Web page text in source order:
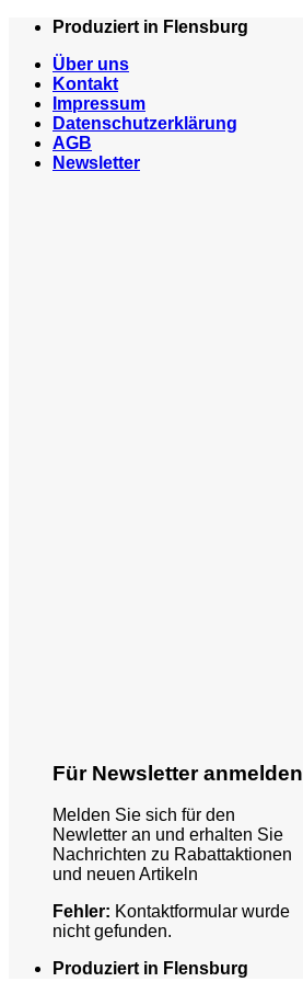
Zum
springen
Produziert in Flensburg
Über uns
Kontakt
Impressum
Datenschutzerklärung
AGB
Newsletter
Für Newsletter anmelden
Melden Sie sich für den
Newletter an und erhalten Sie
Nachrichten zu Rabattaktionen
und neuen Artikeln
Fehler: Kontaktformular wurde
nicht gefunden.
Produziert in Flensburg